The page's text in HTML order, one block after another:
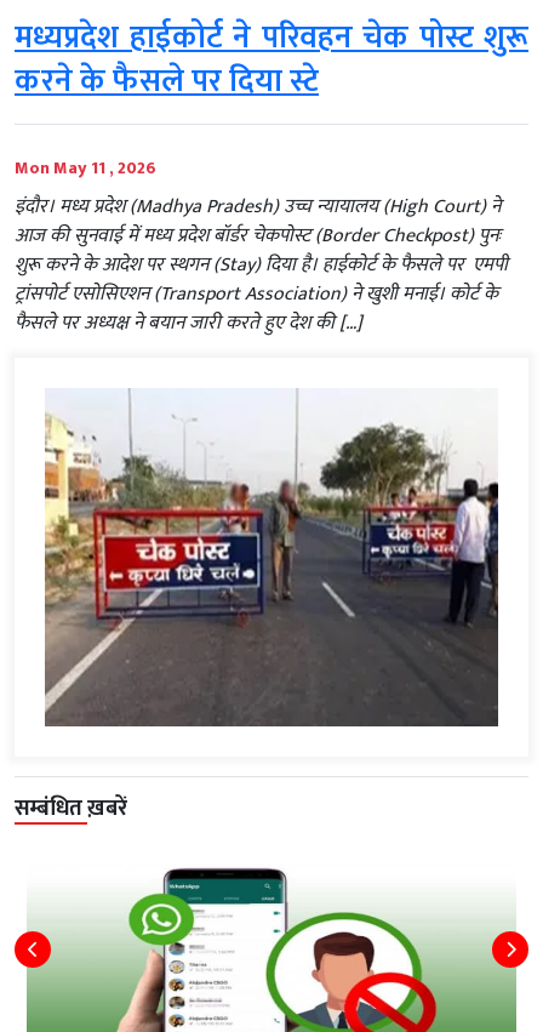
मध्यप्रदेश हाईकोर्ट ने परिवहन चेक पोस्ट शुरू
करने के फैसले पर दिया स्टे
Mon May 11 , 2026
इंदौर। मध्य प्रदेश (Madhya Pradesh) उच्च न्यायालय (High Court) ने
आज की सुनवाई में मध्य प्रदेश बॉर्डर चेकपोस्ट (Border Checkpost) पुनः
शुरू करने के आदेश पर स्थगन (Stay) दिया है। हाईकोर्ट के फैसले पर ​ एमपी
ट्रांसपोर्ट एसोसिएशन (Transport Association) ने खुशी मनाई। कोर्ट के
फैसले पर अध्यक्ष ने बयान जारी करते हुए देश की […]
सम्बंधित ख़बरें